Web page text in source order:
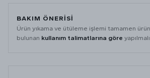
BAKIM ÖNERİSİ
Ürün yıkama ve ütüleme işlemi tamamen
bulunan kullanım talimatlarına göre